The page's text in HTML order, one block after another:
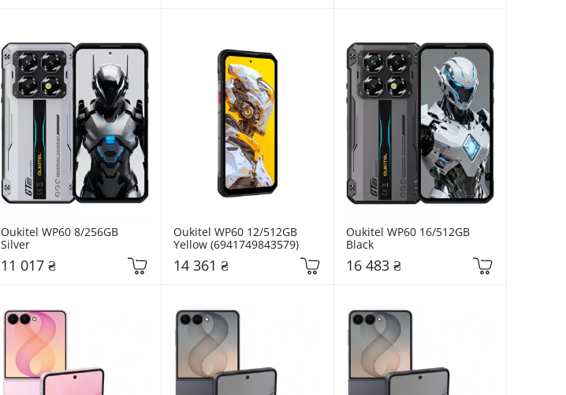
Oukitel WP60 8/256GB
Silver
11 017 ₴
Oukitel WP60 12/512GB
Yellow (6941749843579)
14 361 ₴
Oukitel WP60 16/512GB
Black
16 483 ₴